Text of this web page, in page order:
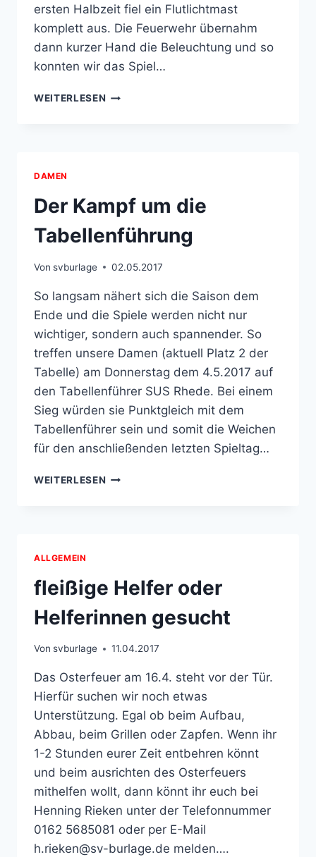
ersten Halbzeit fiel ein Flutlichtmast
komplett aus. Die Feuerwehr übernahm
dann kurzer Hand die Beleuchtung und so
konnten wir das Spiel…
WEITERLESEN 4
BURLAGE
IST
DAS
MÖGLICH!
DAMEN
Der Kampf um die
Tabellenführung
Von svburlage 02.05.2017
So langsam nähert sich die Saison dem
Ende und die Spiele werden nicht nur
wichtiger, sondern auch spannender. So
treffen unsere Damen (aktuell Platz 2 der
Tabelle) am Donnerstag dem 4.5.2017 auf
den Tabellenführer SUS Rhede. Bei einem
Sieg würden sie Punktgleich mit dem
Tabellenführer sein und somit die Weichen
für den anschließenden letzten Spieltag…
WEITERLESEN DER
ALLGEMEIN
fleißige Helfer oder
Helferinnen gesucht
Von svburlage 11.04.2017
Das Osterfeuer am 16.4. steht vor der Tür.
Hierfür suchen wir noch etwas
Unterstützung. Egal ob beim Aufbau,
Abbau, beim Grillen oder Zapfen. Wenn ihr
1-2 Stunden eurer Zeit entbehren könnt
und beim ausrichten des Osterfeuers
mithelfen wollt, dann könnt ihr euch bei
Henning Rieken unter der Telefonnummer
0162 5685081 oder per E-Mail
h.rieken@sv-burlage.de melden….